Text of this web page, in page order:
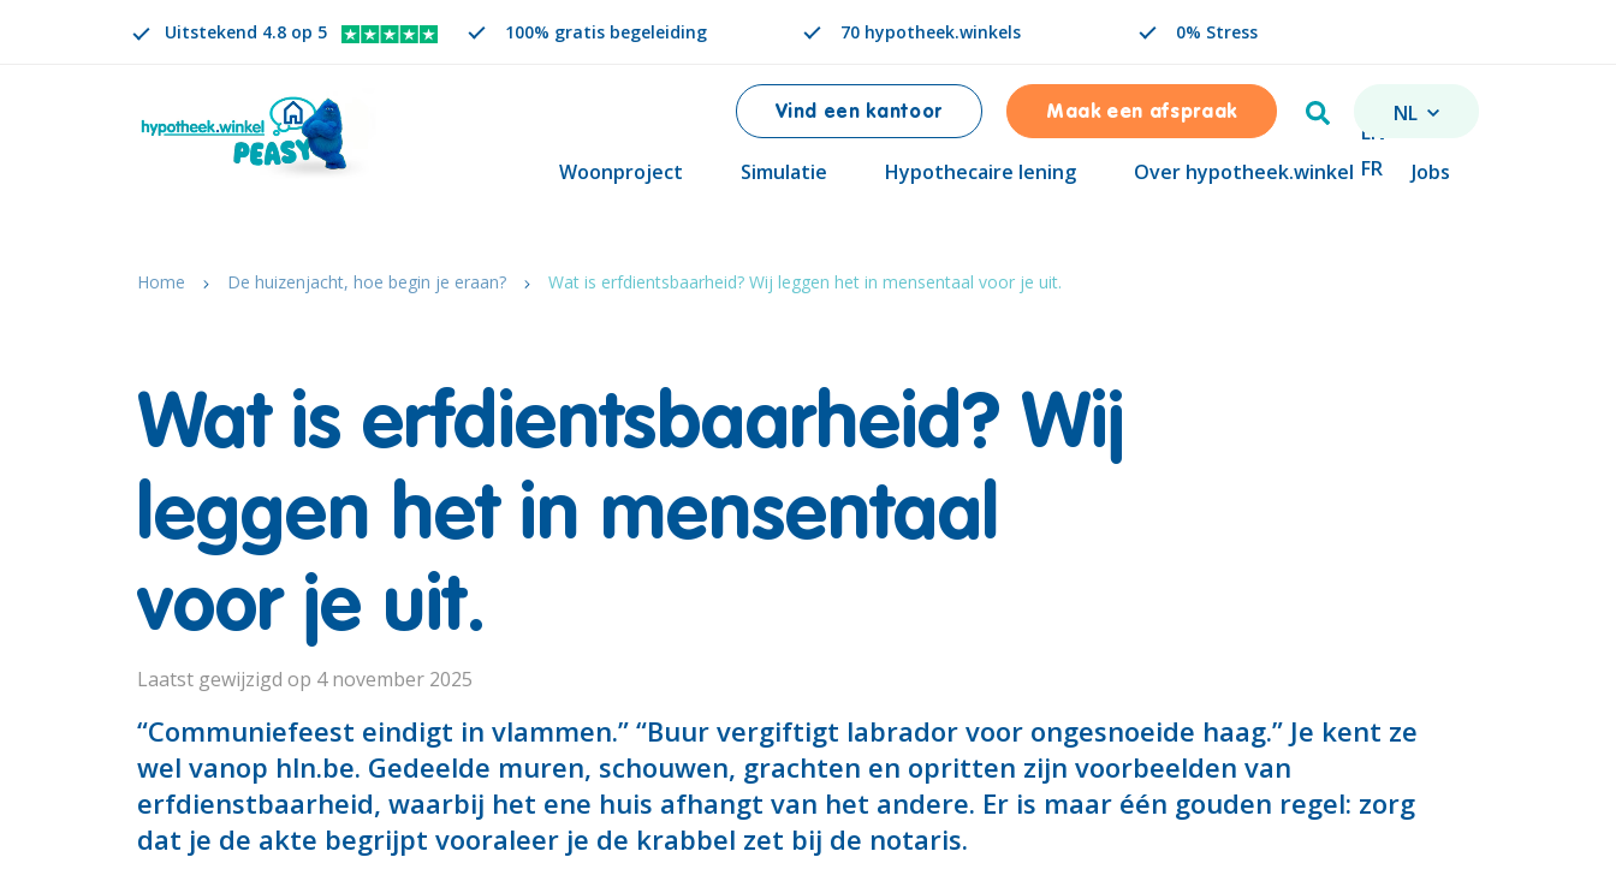
Uitstekend 4.8 op 5 100% gratis begeleiding 70 hypotheek.winkels 0% Stress
Vind een kantoor Maak een afspraak Zoeken
VERANDER TAAL.
NL
EN
FR
Woonproject Simulatie Hypothecaire lening Over hypotheek.winkel Jobs
VERANDER TAAL. GESELECTEERDE TAAL IS
Home De huizenjacht, hoe begin je eraan? Wat is erfdientsbaarheid? Wij leggen het in mensentaal voor je uit.
Wat is erfdientsbaarheid? Wij
leggen het in mensentaal
voor je uit.
Laatst gewijzigd op 4 november 2025
“Communiefeest eindigt in vlammen.” “Buur vergiftigt labrador voor ongesnoeide haag.” Je kent ze
wel vanop hln.be. Gedeelde muren, schouwen, grachten en opritten zijn voorbeelden van
erfdienstbaarheid, waarbij het ene huis afhangt van het andere. Er is maar één gouden regel: zorg
dat je de akte begrijpt vooraleer je de krabbel zet bij de notaris.